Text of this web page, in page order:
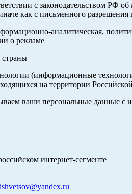
с законодательством
как с письменного разрешения
аналитическая,
о рекламе
страны
(информационные
на территории
ваши персональные данные с
интернет-сегменте